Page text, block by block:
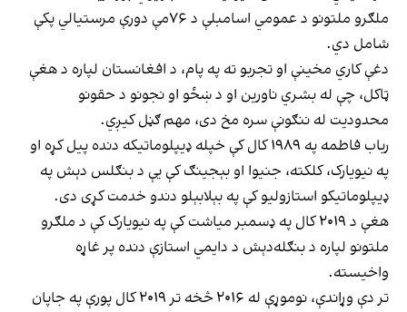
ملګرو ملتونو د عمومي اسامبلې د ۷۶مې دورې مرستیالي پکې
شامل دي.
دغې کاري مخینې او تجربو ته په پام، د افغانستان لپاره د هغې
ټاکل، چې له بشري ناورین او د ښځو او نجونو د حقونو
محدودیت له ننګونې سره مخ دی، مهم ګڼل کیږي.
رباب فاطمه په ۱۹۸۹ کال کې خپله ډیپلوماتیکه دنده پیل کړه او
په نیویارک، کلکته، جنیوا او بېجینګ کې یې د بنګلس دېش په
ډیپلوماتیکو استازولیو کې په بېلابېلو دندو خدمت کړی دی.
هغې د ۲۰۱۹ کال په ډسمبر میاشت کې په نیویارک کې د ملګرو
ملتونو لپاره د بنګله‌دېش د دایمي استازې دنده پر غاړه
واخیسته.
تر دې وړاندې، نوموړې له ۲۰۱۶ څخه تر ۲۰۱۹ کال پورې په جاپان